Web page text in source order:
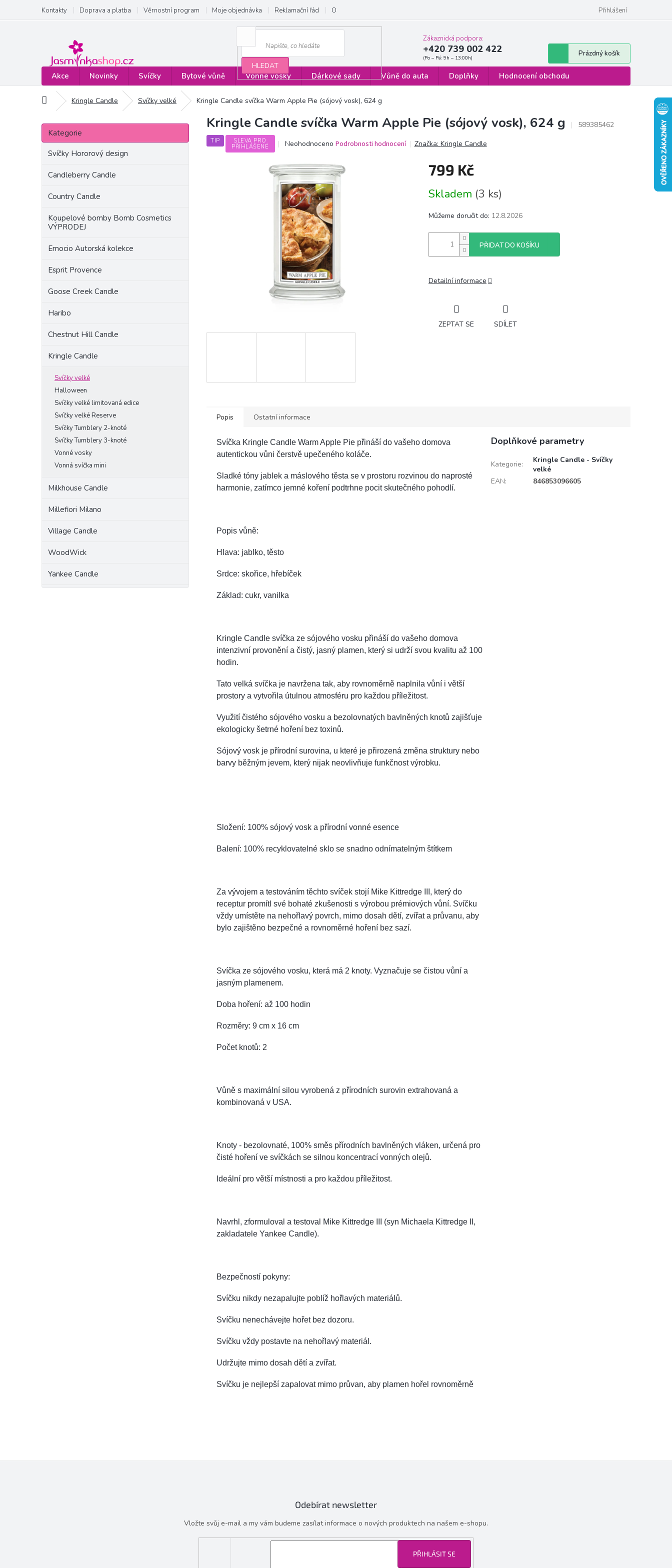
obsah
Kontakty Doprava a platba Věrnostní program Moje objednávka Reklamační řád Obchodní podmínky Formulář pro odstoupení od smlouvy
Přihlášení
HLEDAT
Zákaznická podpora:
+420 739 002 422
Nákupní
košík
Prázdný košík
Akce Novinky Svíčky Bytové vůně Vonné vosky Dárkové sady Vůně do auta Doplňky Hodnocení obchodu
Domů Kringle Candle Svíčky velké Kringle Candle svíčka Warm Apple Pie (sójový vosk), 624 g
P
s
Přeskočit
kategorie
Kategorie
Svíčky Hororový design
Candleberry Candle
Country Candle
Koupelové bomby Bomb Cosmetics
VÝPRODEJ
Emocio Autorská kolekce
Esprit Provence
Goose Creek Candle
Haribo
Chestnut Hill Candle
Kringle Candle
Svíčky velké
Halloween
Svíčky velké limitovaná edice
Svíčky velké Reserve
Svíčky Tumblery 2-knoté
Svíčky Tumblery 3-knoté
Vonné vosky
Vonná svíčka mini
Milkhouse Candle
Millefiori Milano
Village Candle
WoodWick
Yankee Candle
Kringle Candle svíčka Warm Apple Pie (sójový vosk), 624 g 589385462
TIP
SLEVA PRO
PŘIHLÁŠENÉ
Průměrné
produktu
je
0,0
z
5
hvězdiček.
Neohodnoceno Podrobnosti hodnocení Značka: Kringle Candle
799 Kč
cena:
Skladem (3 ks)
Můžeme doručit do: 12.8.2026
PŘIDAT DO KOŠÍKU
Detailní informace
ZEPTAT SE SDÍLET
Popis Ostatní informace
Svíčka Kringle Candle Warm Apple Pie přináší do vašeho domova
autentickou vůni čerstvě upečeného koláče.
Sladké tóny jablek a máslového těsta se v prostoru rozvinou do naprosté
harmonie, zatímco jemné koření podtrhne pocit skutečného pohodlí.
Popis vůně:
Hlava: jablko, těsto
Srdce: skořice, hřebíček
Základ: cukr, vanilka
Kringle Candle svíčka ze sójového vosku přináší do vašeho domova
intenzivní provonění a čistý, jasný plamen, který si udrží svou kvalitu až 100
hodin.
Tato velká svíčka je navržena tak, aby rovnoměrně naplnila vůní i větší
prostory a vytvořila útulnou atmosféru pro každou příležitost.
Využití čistého sójového vosku a bezolovnatých bavlněných knotů zajišťuje
ekologicky šetrné hoření bez toxinů.
Sójový vosk je přírodní surovina, u které je přirozená změna struktury nebo
barvy běžným jevem, který nijak neovlivňuje funkčnost výrobku.
Složení: 100% sójový vosk a přírodní vonné esence
Balení: 100% recyklovatelné sklo se snadno odnímatelným štítkem
Za vývojem a testováním těchto svíček stojí Mike Kittredge III, který do
receptur promítl své bohaté zkušenosti s výrobou prémiových vůní. Svíčku
vždy umístěte na nehořlavý povrch, mimo dosah dětí, zvířat a průvanu, aby
bylo zajištěno bezpečné a rovnoměrné hoření bez sazí.
Svíčka ze sójového vosku, která má 2 knoty. Vyznačuje se čistou vůní a
jasným plamenem.
Doba hoření: až 100 hodin
Rozměry: 9 cm x 16 cm
Počet knotů: 2
Vůně s maximální silou vyrobená z přírodních surovin extrahovaná a
kombinovaná v USA.
Knoty - bezolovnaté, 100% směs přírodních bavlněných vláken, určená pro
čisté hoření ve svíčkách se silnou koncentrací vonných olejů.
Ideální pro větší místnosti a pro každou příležitost.
Navrhl, zformuloval a testoval Mike Kittredge III (syn Michaela Kittredge II,
zakladatele Yankee Candle).
Bezpečností pokyny:
Svíčku nikdy nezapalujte poblíž hořlavých materiálů.
Svíčku nenechávejte hořet bez dozoru.
Svíčku vždy postavte na nehořlavý materiál.
Udržujte mimo dosah dětí a zvířat.
Svíčku je nejlepší zapalovat mimo průvan, aby plamen hořel rovnoměrně
Doplňkové parametry
Kategorie:
Kringle Candle - Svíčky
velké
EAN: 846853096605
Odebírat newsletter
Vložte svůj e-mail a my vám budeme zasílat informace o nových produktech na našem e-shopu.
PŘIHLÁSIT SE